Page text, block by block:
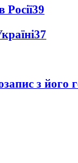
39
37
з його